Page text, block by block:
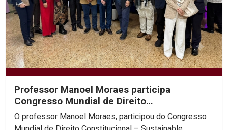
Professor Manoel Moraes participa
Congresso Mundial de Direito
Constitucional, na Colômbia.
O professor Manoel Moraes, participou do Congresso